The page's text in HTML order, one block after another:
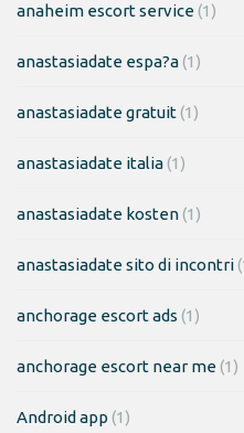
anaheim escort service(1)
anastasiadate espa?a(1)
anastasiadate gratuit(1)
anastasiadate italia(1)
anastasiadate kosten(1)
anastasiadate sito di incontri
anchorage escort ads (1)
anchorage escort near me(1)
Android app (1)